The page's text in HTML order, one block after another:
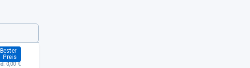
Bester
Preis
€
0,00 €